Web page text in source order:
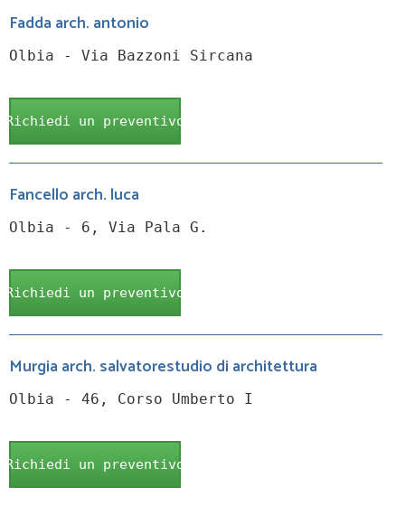
Fadda arch. antonio
Olbia - Via Bazzoni Sircana
Richiedi un preventivo
Fancello arch. luca
Olbia - 6, Via Pala G.
Richiedi un preventivo
Murgia arch. salvatorestudio di architettura
Olbia - 46, Corso Umberto I
Richiedi un preventivo